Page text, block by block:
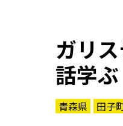
ガリ
話学ぶ
青森県 田子